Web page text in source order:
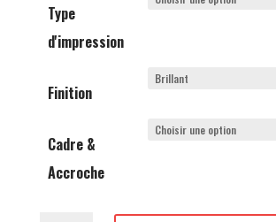
Type
d'impression
Finition
Cadre &
Accroche